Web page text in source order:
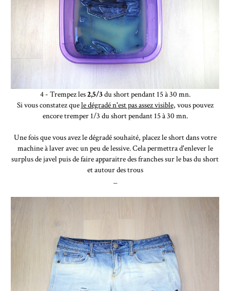
4 - Trempez les2,5/3du short pendant 15 à 30 mn.
Si vous constatez quele dégradé n'est pas assez visible, vous pouvez
encore tremper 1/3 du short pendant 15 à 30 mn.
Une fois que vous avez le dégradé souhaité, placez le short dans votre
machine à laver avec un peu de lessive. Cela permettra d'enlever le
surplus de javel puis de faire apparaitre des franches sur le bas du short
et autour des trous